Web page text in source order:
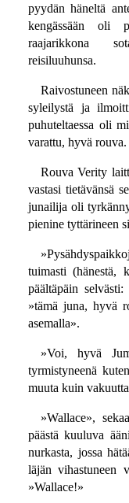
pyydän häneltä
kengässään oli
raajarikkona
reisiluuhunsa.
Raivostuneen
syleilystä ja
puhuteltaessa oli
varattu, hyvä rouva.
Rouva Verity
vastasi tietävänsä
junailija oli
pienine tyttärineen
tuimasti (hänestä,
päältäpäin selvästi:
»tämä juna, hyvä
asemalla».
»Voi, hyvä
tyrmistyneenä
muuta kuin
»Wallace»,
päästä kuuluva
nurkasta, jossa
läjän vihastuneen
»Wallace!»